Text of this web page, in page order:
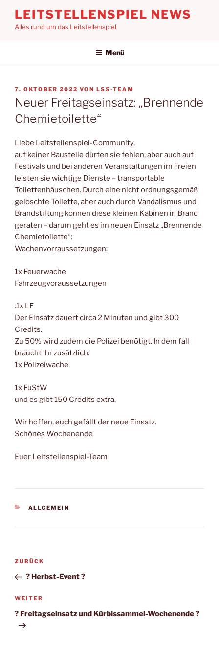
Inhalt
springen
LEITSTELLENSPIEL NEWS
Alles rund um das Leitstellenspiel
Menü
VERÖFFENTLICHT
AM
7. OKTOBER 2022 VON LSS-TEAM
Neuer Freitagseinsatz: „Brennende
Chemietoilette“
Liebe Leitstellenspiel-Community,
auf keiner Baustelle dürfen sie fehlen, aber auch auf
Festivals und bei anderen Veranstaltungen im Freien
leisten sie wichtige Dienste – transportable
Toilettenhäuschen. Durch eine nicht ordnungsgemäß
gelöschte Toilette, aber auch durch Vandalismus und
Brandstiftung können diese kleinen Kabinen in Brand
geraten – darum geht es im neuen Einsatz „Brennende
Chemietoilette“:
Wachenvorraussetzungen:
1x Feuerwache
Fahrzeugvoraussetzungen
:1x LF
Der Einsatz dauert circa 2 Minuten und gibt 300
Credits.
Zu 50% wird zudem die Polizei benötigt. In dem fall
braucht ihr zusätzlich:
1x Polizeiwache
1x FuStW
und es gibt 150 Credits extra.
Wir hoffen, euch gefällt der neue Einsatz.
Schönes Wochenende
Euer Leitstellenspiel-Team
KATEGORIEN
ALLGEMEIN
Beitragsnavigation
Vorheriger
Beitrag
ZURÜCK
? Herbst-Event ?
Nächster
Beitrag
WEITER
? Freitagseinsatz und Kürbissammel-Wochenende ?